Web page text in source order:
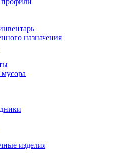
профили
назначения
изделия